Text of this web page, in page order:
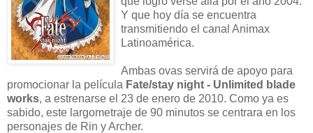
Y que hoy día se encuentra
transmitiendo el canal Animax
Latinoamérica.
Ambas ovas servirá de apoyo para
promocionar la película Fate/stay night - Unlimited blade
works, a estrenarse el 23 de enero de 2010. Como ya es
sabido, este largometraje de 90 minutos se centrara en los
personajes de Rin y Archer.